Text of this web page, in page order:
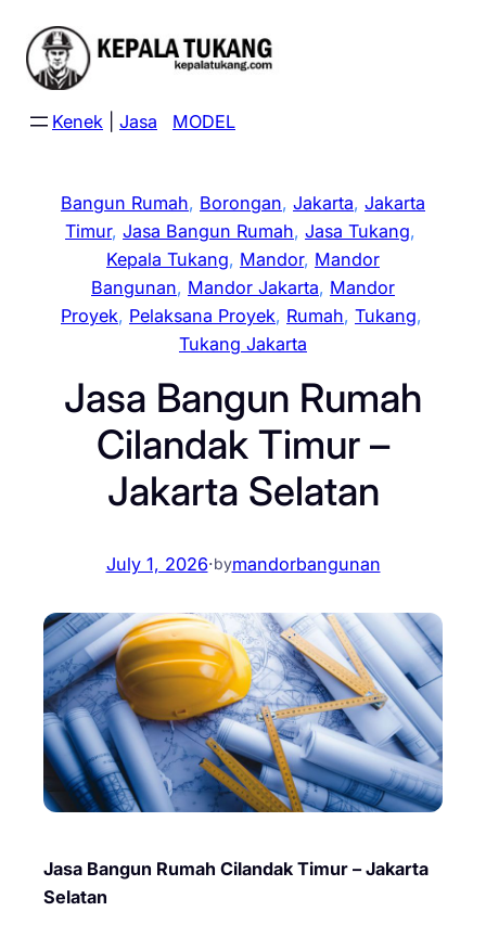
content
Kenek Jasa MODEL
Bangun Rumah, Borongan, Jakarta, Jakarta
Timur, Jasa Bangun Rumah, Jasa Tukang
Kepala Tukang, Mandor, Mandor
Bangunan, Mandor Jakarta, Mandor
Proyek, Pelaksana Proyek, Rumah, Tukang
Tukang Jakarta
Jasa Bangun Rumah
Cilandak Timur –
Jakarta Selatan
July 1, 2026·bymandorbangunan
Jasa Bangun Rumah Cilandak Timur – Jakarta
Selatan